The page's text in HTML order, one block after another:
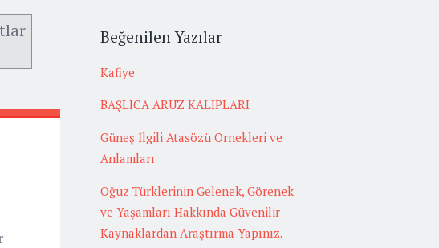
Beğenilen Yazılar
Kafiye
BAŞLICA ARUZ KALIPLARI
Güneş İlgili Atasözü Örnekleri ve
Anlamları
Oğuz Türklerinin Gelenek, Görenek
ve Yaşamları Hakkında Güvenilir
Kaynaklardan Araştırma Yapınız.